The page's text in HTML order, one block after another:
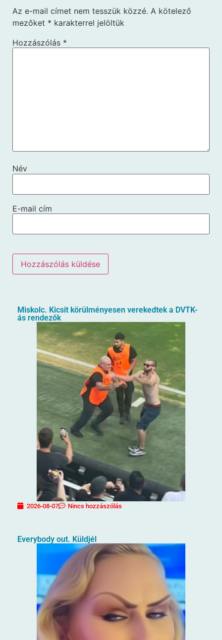
Az e-mail címet nem tesszük közzé. A kötelező
mezőket * karakterrel jelöltük
Hozzászólás *
Név
E-mail cím
Miskolc. Kicsit körülményesen verekedtek a DVTK-
ás rendezők
2026-08-07 Nincs hozzászólás
Everybody out. Küldjél